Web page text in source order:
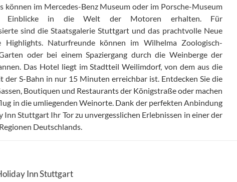
können im Mercedes-Benz Museum oder im Porsche-Museum
Einblicke in die Welt der Motoren erhalten. Für
sind die Staatsgalerie Stuttgart und das prachtvolle Neue
Highlights. Naturfreunde können im Wilhelma Zoologisch-
oder bei einem Spaziergang durch die Weinberge der
Das Hotel liegt im Stadtteil Weilimdorf, von dem aus die
der S-Bahn in nur 15 Minuten erreichbar ist. Entdecken Sie die
Boutiquen und Restaurants der Königstraße oder machen
in die umliegenden Weinorte. Dank der perfekten Anbindung
Inn Stuttgart Ihr Tor zu unvergesslichen Erlebnissen in einer der
Deutschlands.
Inn Stuttgart